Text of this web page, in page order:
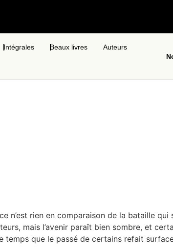
Intégrales Beaux livres
Auteurs
n’est rien en comparaison de la bataille
mais l’avenir paraît bien sombre, et
temps que le passé de certains refait